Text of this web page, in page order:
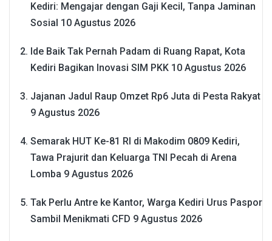
Kediri: Mengajar dengan Gaji Kecil, Tanpa Jaminan
Sosial 10 Agustus 2026
Ide Baik Tak Pernah Padam di Ruang Rapat, Kota
Kediri Bagikan Inovasi SIM PKK 10 Agustus 2026
Jajanan Jadul Raup Omzet Rp6 Juta di Pesta Rakyat
9 Agustus 2026
Semarak HUT Ke-81 RI di Makodim 0809 Kediri,
Tawa Prajurit dan Keluarga TNI Pecah di Arena
Lomba 9 Agustus 2026
Tak Perlu Antre ke Kantor, Warga Kediri Urus Paspor
Sambil Menikmati CFD 9 Agustus 2026